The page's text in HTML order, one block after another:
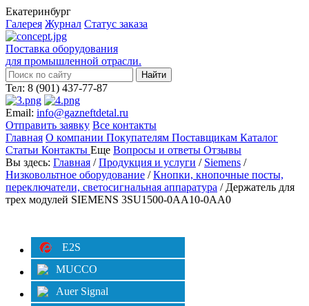
Екатеринбург
Галерея Журнал Статус заказа
Поставка оборудования
для промышленной отрасли.
Тел: 8 (901) 437-77-87
Email: info@gazneftdetal.ru
Отправить заявку Все контакты
Главная О компании Покупателям Поставщикам Каталог
Статьи Контакты Еще Вопросы и ответы Отзывы
Вы здесь: Главная /Продукция и услуги / Siemens /
Низковольтное оборудование /Кнопки, кнопочные посты,
переключатели, светосигнальная аппаратура / Держатель для
трех модулей SIEMENS 3SU1500-0AA10-0AA0
E2S
MUCCO
Auer Signal